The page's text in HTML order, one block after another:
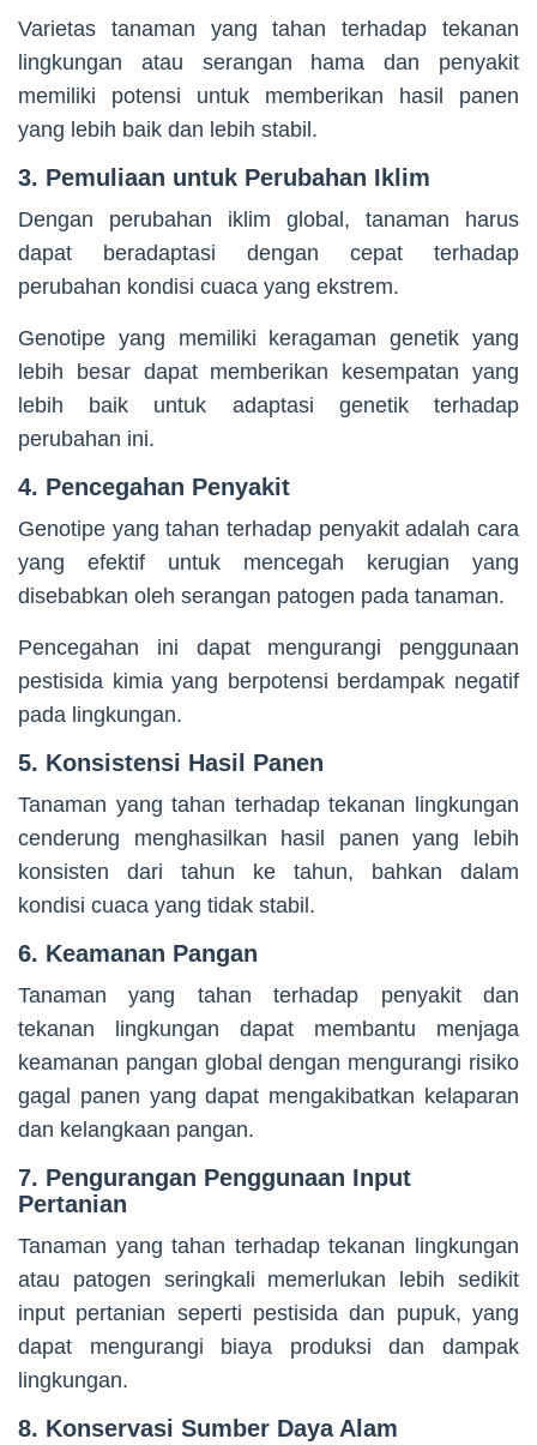
Varietas tanaman yang tahan terhadap tekanan
lingkungan atau serangan hama dan penyakit
memiliki potensi untuk memberikan hasil panen
yang lebih baik dan lebih stabil.
3. Pemuliaan untuk Perubahan Iklim
Dengan perubahan iklim global, tanaman harus
dapat beradaptasi dengan cepat terhadap
perubahan kondisi cuaca yang ekstrem.
Genotipe yang memiliki keragaman genetik yang
lebih besar dapat memberikan kesempatan yang
lebih baik untuk adaptasi genetik terhadap
perubahan ini.
4. Pencegahan Penyakit
Genotipe yang tahan terhadap penyakit adalah cara
yang efektif untuk mencegah kerugian yang
disebabkan oleh serangan patogen pada tanaman.
Pencegahan ini dapat mengurangi penggunaan
pestisida kimia yang berpotensi berdampak negatif
pada lingkungan.
5. Konsistensi Hasil Panen
Tanaman yang tahan terhadap tekanan lingkungan
cenderung menghasilkan hasil panen yang lebih
konsisten dari tahun ke tahun, bahkan dalam
kondisi cuaca yang tidak stabil.
6. Keamanan Pangan
Tanaman yang tahan terhadap penyakit dan
tekanan lingkungan dapat membantu menjaga
keamanan pangan global dengan mengurangi risiko
gagal panen yang dapat mengakibatkan kelaparan
dan kelangkaan pangan.
7. Pengurangan Penggunaan Input
Pertanian
Tanaman yang tahan terhadap tekanan lingkungan
atau patogen seringkali memerlukan lebih sedikit
input pertanian seperti pestisida dan pupuk, yang
dapat mengurangi biaya produksi dan dampak
lingkungan.
8. Konservasi Sumber Daya Alam